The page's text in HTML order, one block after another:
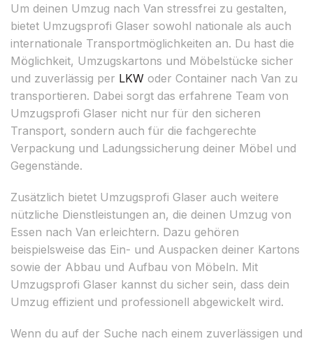
Um deinen Umzug nach Van stressfrei zu gestalten,
bietet Umzugsprofi Glaser sowohl nationale als auch
internationale Transportmöglichkeiten an. Du hast die
Möglichkeit, Umzugskartons und Möbelstücke sicher
und zuverlässig per LKW oder Container nach Van zu
transportieren. Dabei sorgt das erfahrene Team von
Umzugsprofi Glaser nicht nur für den sicheren
Transport, sondern auch für die fachgerechte
Verpackung und Ladungssicherung deiner Möbel und
Gegenstände.
Zusätzlich bietet Umzugsprofi Glaser auch weitere
nützliche Dienstleistungen an, die deinen Umzug von
Essen nach Van erleichtern. Dazu gehören
beispielsweise das Ein- und Auspacken deiner Kartons
sowie der Abbau und Aufbau von Möbeln. Mit
Umzugsprofi Glaser kannst du sicher sein, dass dein
Umzug effizient und professionell abgewickelt wird.
Wenn du auf der Suche nach einem zuverlässigen und